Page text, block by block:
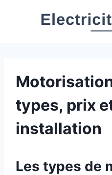
types, prix
installation
Les types de